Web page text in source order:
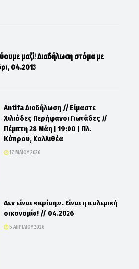
μαζί! Διαδήλωση στόμα με
04.2013
Antifa Διαδήλωση // Είμαστε
Χιλιάδες Περήφανοι Γιωτάδες //
Πέμπτη 28 Μάη | 19:00 | Πλ.
Κύπρου, Καλλιθέα
17 ΜΑΪ́ΟΥ 2026
Δεν είναι «κρίση». Είναι η πολεμική
οικονομία! // 04.2026
5 ΑΠΡΙΛΊΟΥ 2026